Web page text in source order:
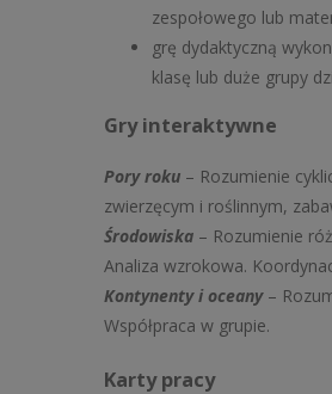
zespołowego lub
grę dydaktyczną
klasę lub duże grupy
Gry interaktywne
Pory roku – Rozumienie
zwierzęcym i roślinnym,
Środowiska – Rozumienie
Analiza wzrokowa.
Kontynenty i oceany –
Współpraca w grupie.
Karty pracy